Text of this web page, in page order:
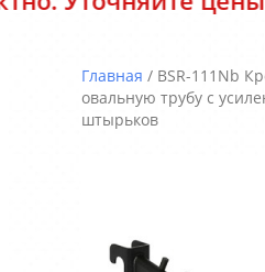
Главная / BSR-111Nb
овальную трубу с
штырьков